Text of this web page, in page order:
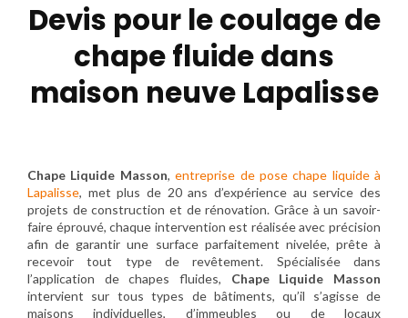
Devis pour le coulage de
chape fluide dans
maison neuve Lapalisse
Chape Liquide Masson,entreprise de pose chape liquide à
Lapalisse, met plus de 20 ans d’expérience au service des
projets de construction et de rénovation. Grâce à un savoir-
faire éprouvé, chaque intervention est réalisée avec précision
afin de garantir une surface parfaitement nivelée, prête à
recevoir tout type de revêtement. Spécialisée dans
l’application de chapes fluides, Chape Liquide Masson
intervient sur tous types de bâtiments, qu’il s’agisse de
maisons individuelles, d’immeubles ou de locaux